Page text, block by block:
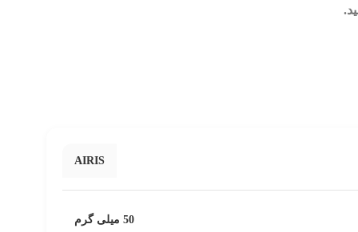
AIRIS
50 میلی گرم